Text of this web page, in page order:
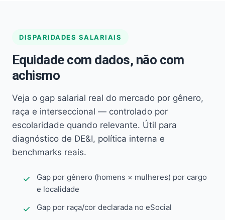
DISPARIDADES SALARIAIS
Equidade com dados, não com
achismo
Veja o gap salarial real do mercado por gênero,
raça e interseccional — controlado por
escolaridade quando relevante. Útil para
diagnóstico de DE&I, política interna e
benchmarks reais.
Gap por gênero (homens × mulheres) por cargo
e localidade
Gap por raça/cor declarada no eSocial